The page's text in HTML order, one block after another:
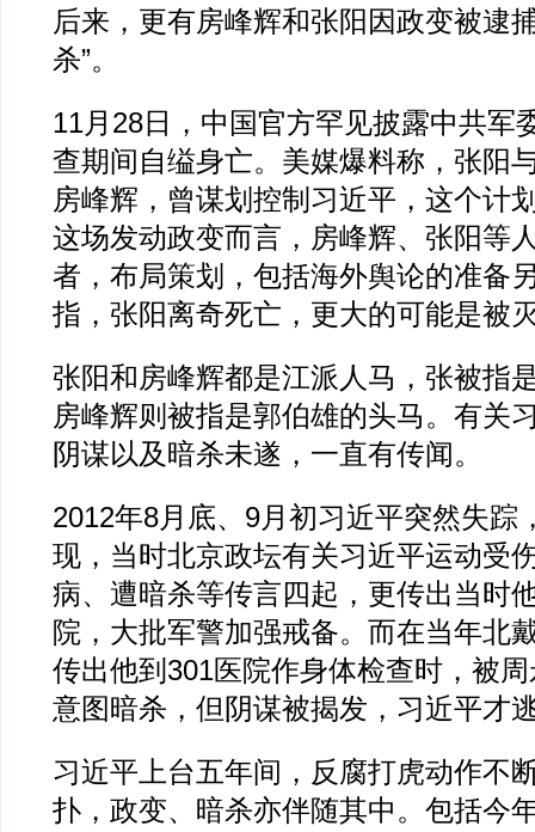
后来，更有房峰辉和张阳因政变被逮
杀”。
11月28日，中国官方罕见披露中共军
查期间自缢身亡。美媒爆料称，张阳
房峰辉，曾谋划控制习近平，这个计
这场发动政变而言，房峰辉、张阳等
者，布局策划，包括海外舆论的准备
指，张阳离奇死亡，更大的可能是被
张阳和房峰辉都是江派人马，张被指
房峰辉则被指是郭伯雄的头马。有关
阴谋以及暗杀未遂，一直有传闻。
2012年8月底、9月初习近平突然失踪
现，当时北京政坛有关习近平运动受
病、遭暗杀等传言四起，更传出当时
院，大批军警加强戒备。而在当年北
传出他到301医院作身体检查时，被
意图暗杀，但阴谋被揭发，习近平才
习近平上台五年间，反腐打虎动作不
扑，政变、暗杀亦伴随其中。包括今